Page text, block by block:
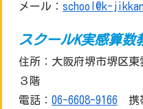
メール： school@k-
スクールK実感算数
住所：大阪府堺市堺区
３階
電話： 06-6608-9166 携